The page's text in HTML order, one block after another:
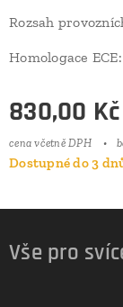
Rozsah
Homologace
830,00 Kč
cena včetně DPH
Dostupné do 3
Vše pro